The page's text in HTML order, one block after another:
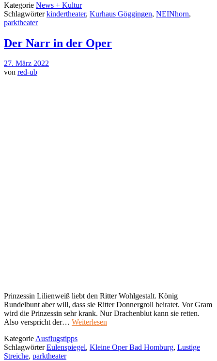
Kategorie News + Kultur
Schlagwörterkindertheater, Kurhaus Göggingen, NEINhorn,
parktheater
Der Narr in der Oper
27. März 2022
von red-ub
Prinzessin Lilienweiß liebt den Ritter Wohlgestalt. König
Rundelbunt aber will, dass sie Ritter Donnergroll heiratet. Vor Gram
wird die Prinzessin sehr krank. Nur Drachenblut kann sie retten.
Also verspricht der… Weiterlesen
KategorieAusflugstipps
SchlagwörterEulenspiegel, Kleine Oper Bad Homburg, Lustige
Streiche, parktheater